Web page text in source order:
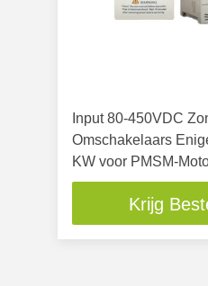
Input 80-450VDC
Omschakelaars
KW voor PMSM-
Krijg